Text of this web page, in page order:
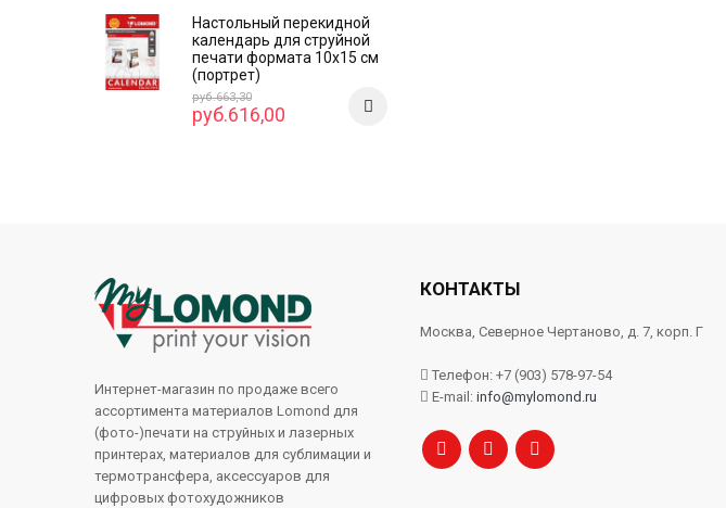
Настольный перекидной
календарь для струйной
печати формата 10x15 см
(портрет)
руб.663,30
руб.616,00
Интернет-магазин по продаже всего
ассортимента материалов Lomond для
(фото-)печати на струйных и лазерных
принтерах, материалов для сублимации и
термотрансфера, аксессуаров для
цифровых фотохудожников
КОНТАКТЫ
Москва, Северное Чертаново, д. 7, корп. Г
Телефон: +7 (903) 578-97-54
E-mail: info@mylomond.ru